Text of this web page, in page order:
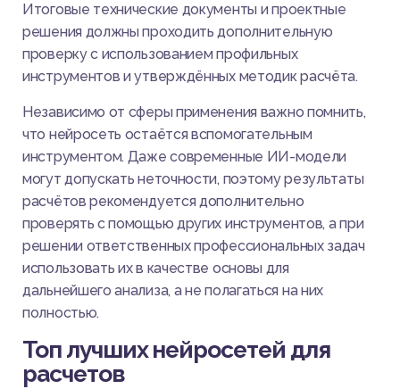
Итоговые технические документы и проектные
решения должны проходить дополнительную
проверку с использованием профильных
инструментов и утверждённых методик расчёта.
Независимо от сферы применения важно помнить,
что нейросеть остаётся вспомогательным
инструментом. Даже современные ИИ-модели
могут допускать неточности, поэтому результаты
расчётов рекомендуется дополнительно
проверять с помощью других инструментов, а при
решении ответственных профессиональных задач
использовать их в качестве основы для
дальнейшего анализа, а не полагаться на них
полностью.
Топ лучших нейросетей для
расчетов